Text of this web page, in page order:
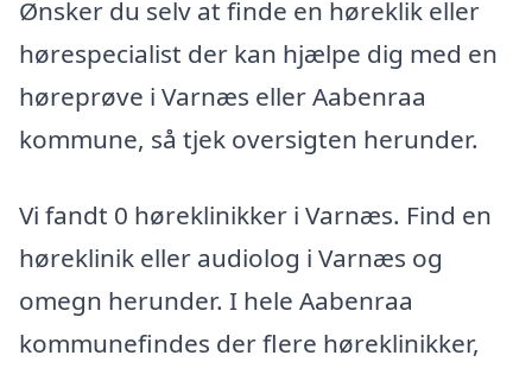
Ønsker du selv at finde en høreklik eller
hørespecialist der kan hjælpe dig med en
høreprøve i Varnæs eller Aabenraa
kommune, så tjek oversigten herunder.
Vi fandt 0 høreklinikker i Varnæs. Find en
høreklinik eller audiolog i Varnæs og
omegn herunder. I hele Aabenraa
kommunefindes der flere høreklinikker,